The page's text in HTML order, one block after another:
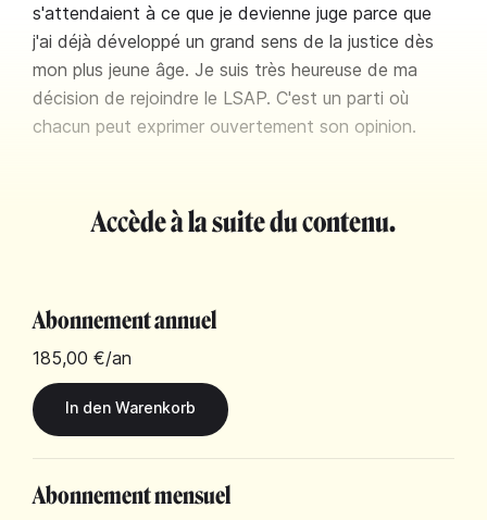
s'attendaient à ce que je devienne juge parce que
j'ai déjà développé un grand sens de la justice dès
mon plus jeune âge. Je suis très heureuse de ma
décision de rejoindre le LSAP. C'est un parti où
chacun peut exprimer ouvertement son opinion.
Accède à la suite du contenu.
Abonnement annuel
185,00 €/an
Abonnement mensuel